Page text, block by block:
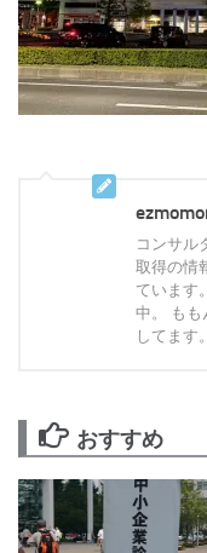
コンサル
取得の情
ています
中。 もも
してます。
おすすめ